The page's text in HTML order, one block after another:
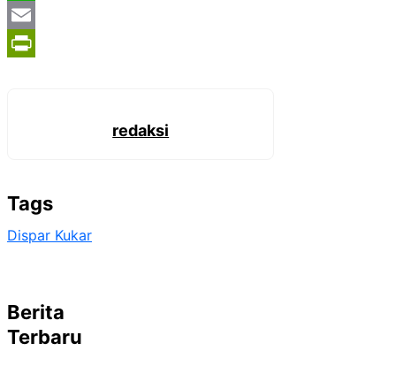
WhatsApp
Email
redaksi
Tags
Dispar Kukar
Berita
Terbaru